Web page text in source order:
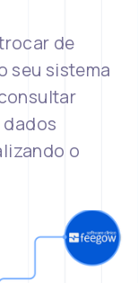
de
seu sistema
o